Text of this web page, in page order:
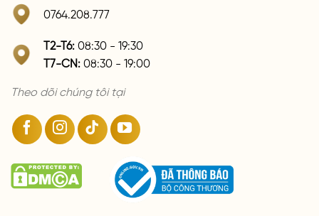
0764.208.777
T2-T6: 08:30 - 19:30
T7-CN: 08:30 - 19:00
Theo dõi chúng tôi tại